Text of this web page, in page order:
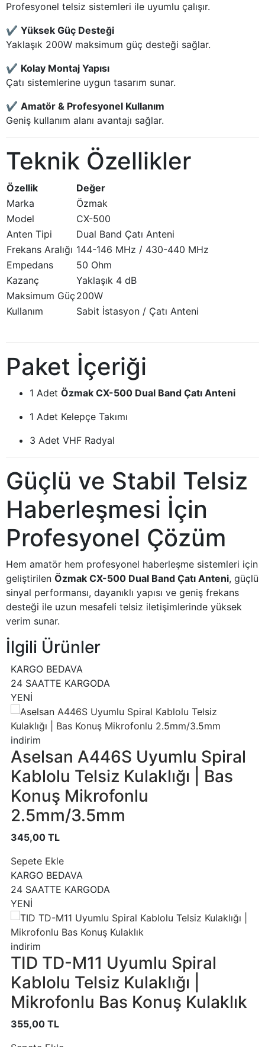
Profesyonel telsiz sistemleri ile uyumlu çalışır.
✔Yüksek Güç Desteği
Yaklaşık 200W maksimum güç desteği sağlar.
✔ Kolay Montaj Yapısı
Çatı sistemlerine uygun tasarım sunar.
✔Amatör & Profesyonel Kullanım
Geniş kullanım alanı avantajı sağlar.
Teknik Özellikler
Özellik
Değer
Marka
Özmak
Model
CX-500
Anten Tipi
Dual Band Çatı Anteni
Frekans Aralığı 144-146 MHz / 430-440 MHz
Empedans
50 Ohm
Kazanç
Yaklaşık 4 dB
Maksimum Güç 200W
Kullanım
Sabit İstasyon / Çatı Anteni
Paket İçeriği
1 AdetÖzmak CX-500 Dual Band Çatı Anteni
1 Adet Kelepçe Takımı
3 Adet VHF Radyal
Güçlü ve Stabil Telsiz
Haberleşmesi İçin
Profesyonel Çözüm
Hem amatör hem profesyonel haberleşme sistemleri için
geliştirilenÖzmak CX-500 Dual Band Çatı Anteni, güçlü
sinyal performansı, dayanıklı yapısı ve geniş frekans
desteği ile uzun mesafeli telsiz iletişimlerinde yüksek
verim sunar.
İlgili Ürünler
KARGO BEDAVA
24 SAATTE KARGODA
YENİ
indirim
Aselsan A446S Uyumlu Spiral
Kablolu Telsiz Kulaklığı | Bas
Konuş Mikrofonlu
2.5mm/3.5mm
345,00 TL
Sepete Ekle
KARGO BEDAVA
24 SAATTE KARGODA
YENİ
indirim
TID TD-M11 Uyumlu Spiral
Kablolu Telsiz Kulaklığı |
Mikrofonlu Bas Konuş Kulaklık
355,00 TL